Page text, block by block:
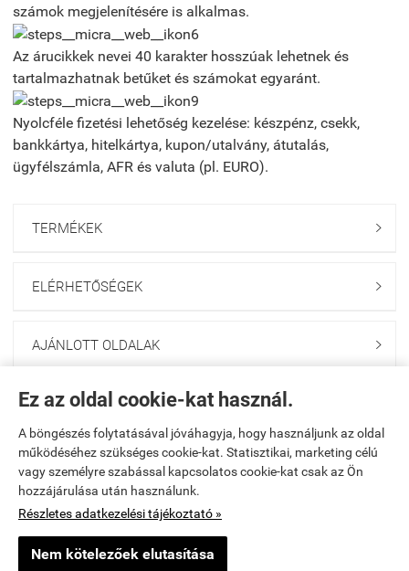
Ez az oldal cookie-kat használ.
A böngészés folytatásával jóváhagyja, hogy használjunk az oldal
működéséhez szükséges cookie-kat. Statisztikai, marketing célú
vagy személyre szabással kapcsolatos cookie-kat csak az Ön
hozzájárulása után használunk.
Részletes adatkezelési tájékoztató »
Nem kötelezőek elutasítása
számok megjelenítésére is alkalmas.
Az árucikkek nevei 40 karakter hosszúak lehetnek és
tartalmazhatnak betűket és számokat egyaránt.
Nyolcféle fizetési lehetőség kezelése: készpénz, csekk,
bankkártya, hitelkártya, kupon/utalvány, átutalás,
ügyfélszámla, AFR és valuta (pl. EURO).
TERMÉKEK 
ELÉRHETŐSÉGEK 
AJÁNLOTT OLDALAK 
UTOLJÁRA MEGTEKINTETT
KERESŐ 
Kezdőlap|Elérhetőségek